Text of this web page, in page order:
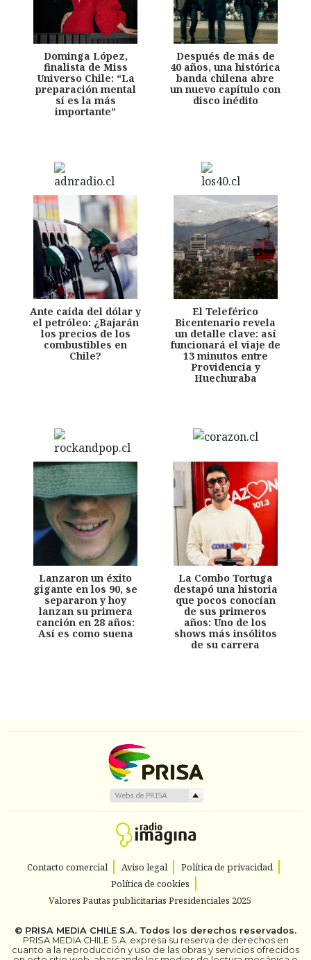
Dominga López,
finalista de Miss
Universo Chile: “La
preparación mental
sí es la más
importante”
Después de más de
40 años, una histórica
banda chilena abre
un nuevo capítulo con
disco inédito
Ante caída del dólar y
el petróleo: ¿Bajarán
los precios de los
combustibles en
Chile?
El Teleférico
Bicentenario revela
un detalle clave: así
funcionará el viaje de
13 minutos entre
Providencia y
Huechuraba
Lanzaron un éxito
gigante en los 90, se
separaron y hoy
lanzan su primera
canción en 28 años:
Así es como suena
La Combo Tortuga
destapó una historia
que pocos conocían
de sus primeros
años: Uno de los
shows más insólitos
de su carrera
Contacto comercial Aviso legal
Política de privacidad
Política de cookies
Valores Pautas publicitarias Presidenciales 2025
© PRISA MEDIA CHILE S.A. Todos los derechos reservados.
PRISA MEDIA CHILE S.A. expresa su reserva de derechos en
cuanto a la reproducción y uso de las obras y servicios ofrecidos